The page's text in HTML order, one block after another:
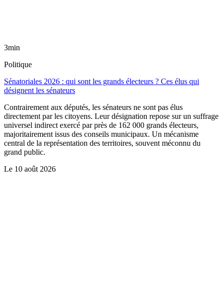
3min
Politique
Sénatoriales 2026 : qui sont les grands électeurs ? Ces élus qui
désignent les sénateurs
Contrairement aux députés, les sénateurs ne sont pas élus
directement par les citoyens. Leur désignation repose sur un suffrage
universel indirect exercé par près de 162 000 grands électeurs,
majoritairement issus des conseils municipaux. Un mécanisme
central de la représentation des territoires, souvent méconnu du
grand public.
Le 10 août 2026